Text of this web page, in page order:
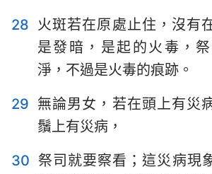
28 火斑若在原處止住，沒有
是發暗，是起的火毒，
淨，不過是火毒的痕跡。
29 無論男女，若在頭上有災
鬚上有災病，
30 祭司就要察看；這災病現